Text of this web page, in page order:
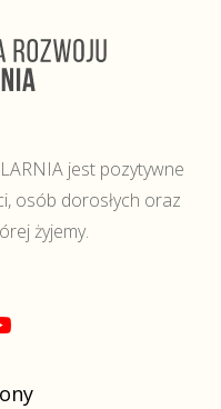
jest pozytywne
osób dorosłych oraz
żyjemy.